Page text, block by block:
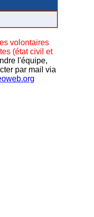
volontaires
(état civil et
l'équipe,
par mail via